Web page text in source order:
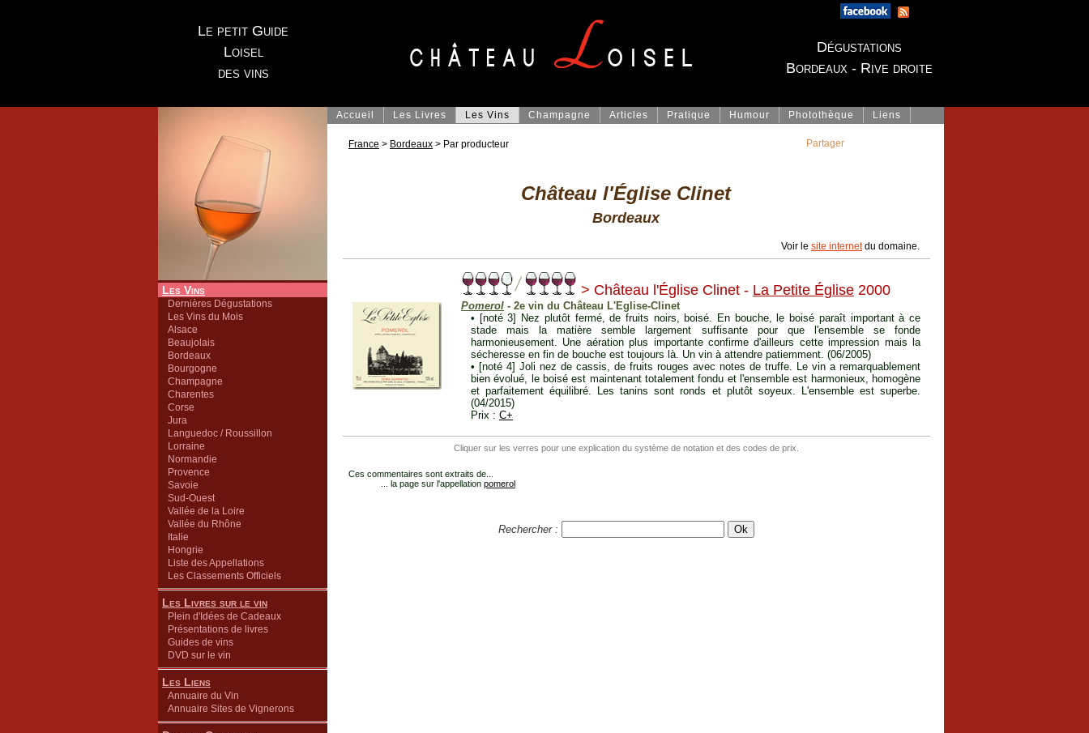
Le petit Guide
Loisel
des vins
Dégustations
Bordeaux - Rive droite
Les Vins
Dernières Dégustations
Les Vins du Mois
Alsace
Beaujolais
Bordeaux
Bourgogne
Champagne
Charentes
Corse
Jura
Languedoc / Roussillon
Lorraine
Normandie
Provence
Savoie
Sud-Ouest
Vallée de la Loire
Vallée du Rhône
Italie
Hongrie
Liste des Appellations
Les Classements Officiels
Les Livres sur le vin
Plein d'Idées de Cadeaux
Présentations de livres
Guides de vins
DVD sur le vin
Les Liens
Annuaire du Vin
Annuaire Sites de Vignerons
Accueil Les Livres Les Vins Champagne Articles Pratique Humour Photothèque Liens
France > Bordeaux > Par producteur
Château l'Église Clinet
Bordeaux
Voir le site internetdu domaine.
> Château l'Église Clinet - La Petite Église 2000
Pomerol - 2e vin du Château L'Eglise-Clinet
• [noté 3] Nez plutôt fermé, de fruits noirs, boisé. En bouche, le boisé paraît important à ce
stade mais la matière semble largement suffisante pour que l'ensemble se fonde
harmonieusement. Une aération plus importante confirme d'ailleurs cette impression mais la
sécheresse en fin de bouche est toujours là. Un vin à attendre patiemment. (06/2005)
• [noté 4] Joli nez de cassis, de fruits rouges avec notes de truffe. Le vin a remarquablement
bien évolué, le boisé est maintenant totalement fondu et l'ensemble est harmonieux, homogène
et parfaitement équilibré. Les tanins sont ronds et plutôt soyeux. L'ensemble est superbe.
(04/2015)
Prix : C+
Cliquer sur les verres pour une explication du système de notation et des codes de prix.
Ces commentaires sont extraits de...
... la page sur l'appellation pomerol
Rechercher :
Partager